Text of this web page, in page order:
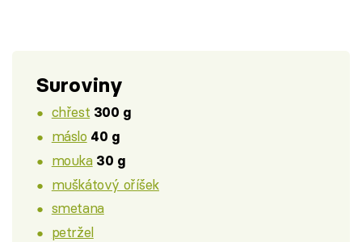
Suroviny
chřest 300 g
máslo 40 g
mouka 30 g
muškátový oříšek
smetana
petržel